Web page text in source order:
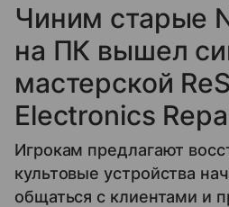
Чиним старые
на ПК вышел
мастерской
Electronics
Игрокам предлагают
культовые устройства
общаться с клиентами и